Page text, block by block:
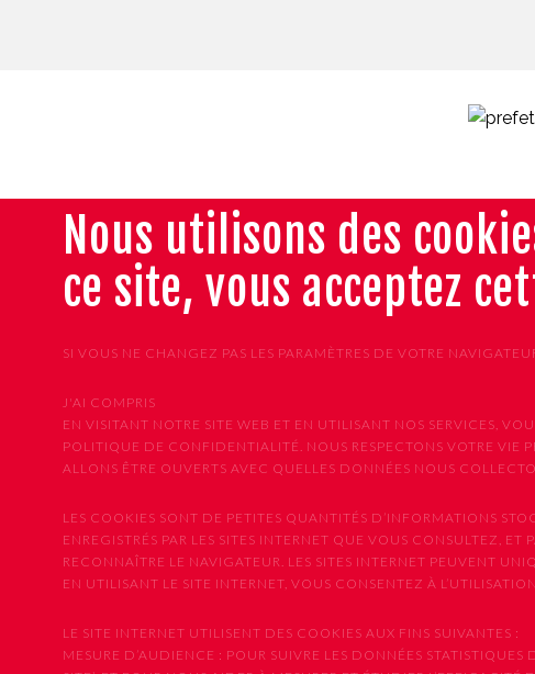
Nous utilisons des
ce site, vous acceptez
SI VOUS NE CHANGEZ PAS LES PARAMÈTRES DE VOTRE
J'AI COMPRIS
EN VISITANT NOTRE SITE WEB ET EN UTILISANT NOS SERVICES,
POLITIQUE DE CONFIDENTIALITÉ. NOUS RESPECTONS VOTRE VIE
ALLONS ÊTRE OUVERTS AVEC QUELLES DONNÉES NOUS
LES COOKIES SONT DE PETITES QUANTITÉS D’INFORMATIONS
ENREGISTRÉS PAR LES SITES INTERNET QUE VOUS CONSULTEZ,
RECONNAÎTRE LE NAVIGATEUR. LES SITES INTERNET PEUVENT
EN UTILISANT LE SITE INTERNET, VOUS CONSENTEZ À
LE SITE INTERNET UTILISENT DES COOKIES AUX FINS SUIVANTES :
MESURE D’AUDIENCE : POUR SUIVRE LES DONNÉES